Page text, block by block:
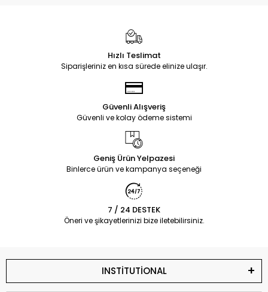
Hızlı Teslimat
Siparişleriniz en kısa sürede elinize ulaşır.
Güvenli Alışveriş
Güvenli ve kolay ödeme sistemi
Geniş Ürün Yelpazesi
Binlerce ürün ve kampanya seçeneği
7 / 24 DESTEK
Öneri ve şikayetlerinizi bize iletebilirsiniz.
INSTİTUTİONAL